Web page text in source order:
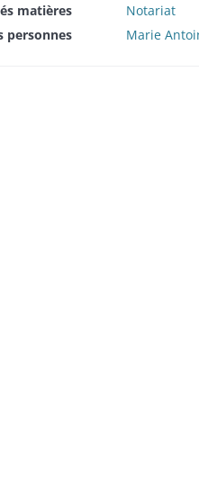
matières
Notariat
personnes
Marie